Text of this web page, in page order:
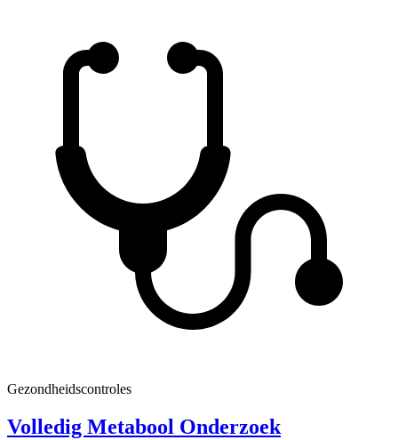
Gezondheidscontroles
Volledig Metabool Onderzoek